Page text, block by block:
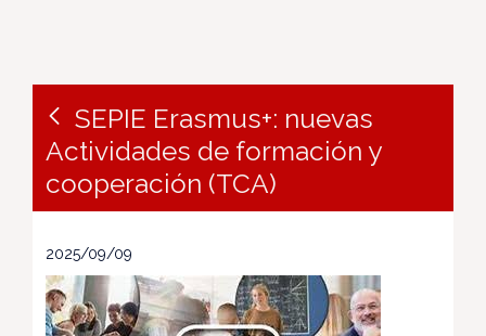
SEPIE Erasmus+: nuevas
Actividades de formación y
cooperación (TCA)
2025/09/09